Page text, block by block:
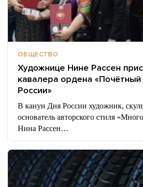
ОБЩЕСТВО
Художнице Нине Рассен
кавалера ордена
России»
В канун Дня России художник,
основатель авторского стиля
Нина Рассен…